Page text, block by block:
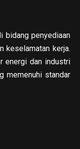
bidang penyediaan
keselamatan kerja.
energi dan industri
memenuhi standar